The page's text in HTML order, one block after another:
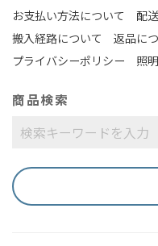
お支払い方法について
配
搬入経路について
返品に
プライバシーポリシー
照
商品検索